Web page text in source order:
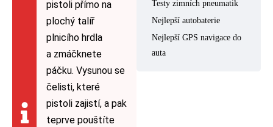
pistoli přímo na
plochý talíř
plnicího hrdla
a zmáčknete
páčku. Vysunou se
čelisti, které
pistoli zajistí, a pak
teprve pouštíte
Testy zimních pneumatik
Nejlepší autobaterie
Nejlepší GPS navigace do
auta